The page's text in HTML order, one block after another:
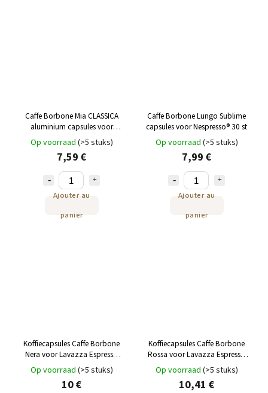
Caffe Borbone Mia CLASSICA
aluminium capsules voor
Nespresso 30 st
Op voorraad (>5 stuks)
7,59 €
Ajouter au
panier
Caffe Borbone Lungo Sublime
capsules voor Nespresso® 30 st
Op voorraad (>5 stuks)
7,99 €
Ajouter au
panier
Koffiecapsules Caffe Borbone
Nera voor Lavazza Espresso
Point 50st
Op voorraad (>5 stuks)
10 €
Koffiecapsules Caffe Borbone
Rossa voor Lavazza Espresso
Point 50st
Op voorraad (>5 stuks)
10,41 €